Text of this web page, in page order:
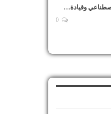
وقيادة…